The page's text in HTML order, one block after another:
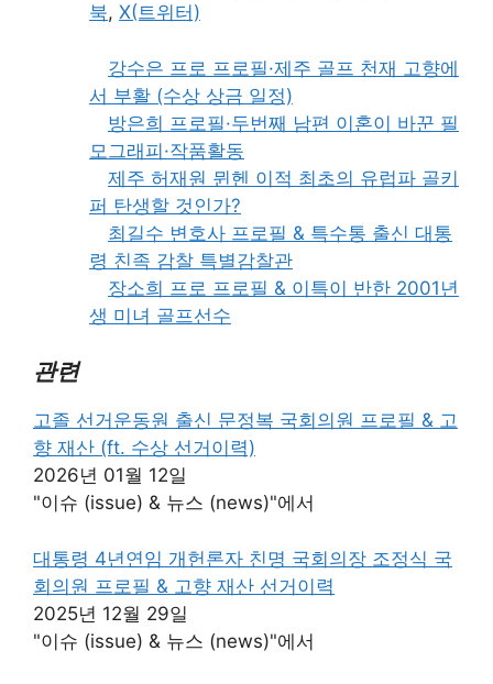
북, X(트위터)
강수은 프로 프로필·제주 골프 천재 고향에
서 부활 (수상 상금 일정)
방은희 프로필·두번째 남편 이혼이 바꾼 필
모그래피·작품활동
제주 허재원 뮌헨 이적 최초의 유럽파 골키
퍼 탄생할 것인가?
최길수 변호사 프로필 & 특수통 출신 대통
령 친족 감찰 특별감찰관
장소희 프로 프로필 & 이특이 반한 2001년
생 미녀 골프선수
관련
고졸 선거운동원 출신 문정복 국회의원 프로필 & 고
향 재산 (ft. 수상 선거이력)
2026년 01월 12일
"이슈 (issue) & 뉴스 (news)"에서
대통령 4년연임 개헌론자 친명 국회의장 조정식 국
회의원 프로필 & 고향 재산 선거이력
2025년 12월 29일
"이슈 (issue) & 뉴스 (news)"에서